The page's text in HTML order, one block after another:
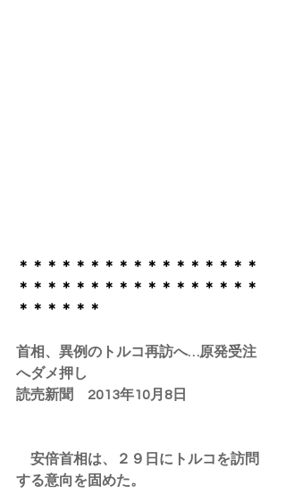
​＊＊＊＊＊＊＊＊＊＊＊＊＊＊＊＊＊
＊＊＊＊＊＊＊＊＊＊＊＊＊＊＊＊＊
＊＊＊＊＊＊
首相、異例のトルコ再訪へ…原発受注
へダメ押し
読売新聞　2013年10月8日
安倍首相は、２９日にトルコを訪問
する意向を固めた。